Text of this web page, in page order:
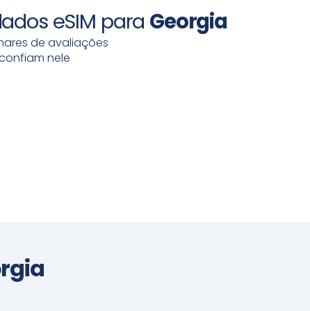
eSIM para Georgia
de avaliações
nele